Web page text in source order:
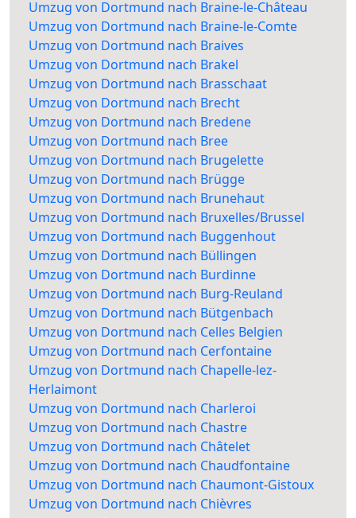
Umzug von Dortmund nach Braine-le-Château
Umzug von Dortmund nach Braine-le-Comte
Umzug von Dortmund nach Braives
Umzug von Dortmund nach Brakel
Umzug von Dortmund nach Brasschaat
Umzug von Dortmund nach Brecht
Umzug von Dortmund nach Bredene
Umzug von Dortmund nach Bree
Umzug von Dortmund nach Brugelette
Umzug von Dortmund nach Brügge
Umzug von Dortmund nach Brunehaut
Umzug von Dortmund nach Bruxelles/Brussel
Umzug von Dortmund nach Buggenhout
Umzug von Dortmund nach Büllingen
Umzug von Dortmund nach Burdinne
Umzug von Dortmund nach Burg-Reuland
Umzug von Dortmund nach Bütgenbach
Umzug von Dortmund nach Celles Belgien
Umzug von Dortmund nach Cerfontaine
Umzug von Dortmund nach Chapelle-lez-
Herlaimont
Umzug von Dortmund nach Charleroi
Umzug von Dortmund nach Chastre
Umzug von Dortmund nach Châtelet
Umzug von Dortmund nach Chaudfontaine
Umzug von Dortmund nach Chaumont-Gistoux
Umzug von Dortmund nach Chièvres